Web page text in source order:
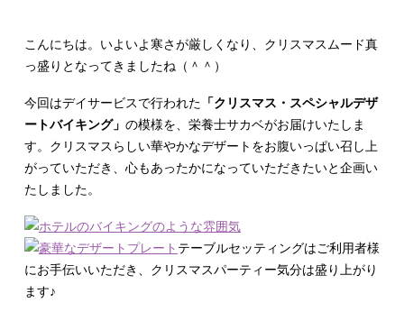
こんにちは。いよいよ寒さが厳しくなり、クリスマスムード真
っ盛りとなってきましたね（＾＾）
今回はデイサービスで行われた 「クリスマス・スペシャルデザ
ートバイキング」 の模様を、栄養士サカベがお届けいたしま
す。クリスマスらしい華やかなデザートをお腹いっぱい召し上
がっていただき、心もあったかになっていただきたいと企画い
たしました。
テーブルセッティングはご利用者様
にお手伝いいただき、クリスマスパーティー気分は盛り上がり
ます♪